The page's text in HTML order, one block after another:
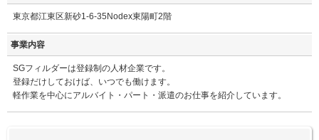
東京都江東区新砂1-6-35Nodex東陽町2階
事業内容
SGフィルダーは登録制の人材企業です。
登録だけしておけば、いつでも働けます。
軽作業を中心にアルバイト・パート・派遣のお仕事を紹介しています。